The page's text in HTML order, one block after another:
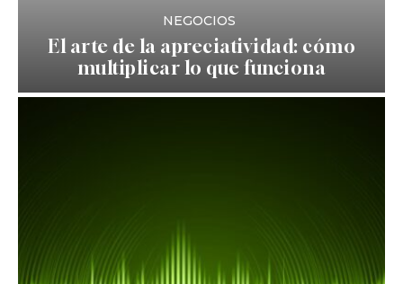
NEGOCIOS
El arte de la apreciatividad: cómo
multiplicar lo que funciona